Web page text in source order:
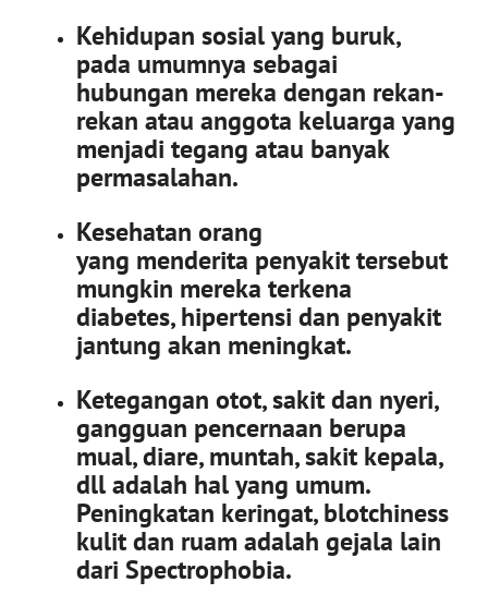
Kehidupan sosial yang buruk,
pada umumnya sebagai
hubungan mereka dengan rekan-
rekan atau anggota keluarga yang
menjadi tegang atau banyak
permasalahan.
Kesehatan orang
yang menderita penyakit tersebut
mungkin mereka terkena
diabetes, hipertensi dan penyakit
jantung akan meningkat.
Ketegangan otot, sakit dan nyeri,
gangguan pencernaan berupa
mual, diare, muntah, sakit kepala,
dll adalah hal yang umum.
Peningkatan keringat, blotchiness
kulit dan ruam adalah gejala lain
dari Spectrophobia.